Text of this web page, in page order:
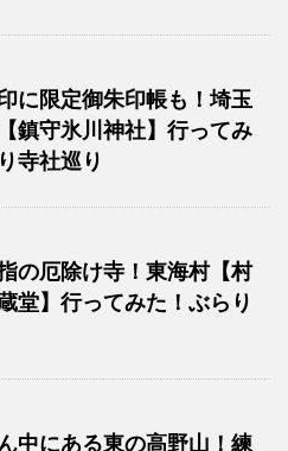
に限定御朱印帳も！埼玉
鎮守氷川神社】行ってみ
寺社巡り
の厄除け寺！東海村【村
堂】行ってみた！ぶらり
中にある東の高野山！練